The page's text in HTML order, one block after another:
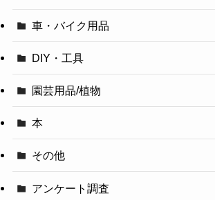
車・バイク用品
DIY・工具
園芸用品/植物
本
その他
アンケート調査